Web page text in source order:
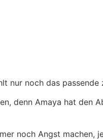
nur noch das passende
denn Amaya hat
noch Angst machen,